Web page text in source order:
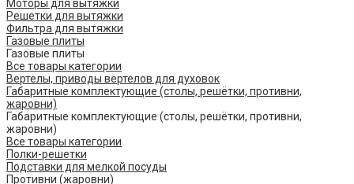
Моторы для вытяжки
Решетки для вытяжки
Фильтра для вытяжки
Газовые плиты
Газовые плиты
Все товары категории
Вертелы, приводы вертелов для духовок
Габаритные комплектующие (столы, решётки, противни,
жаровни)
Габаритные комплектующие (столы, решётки, противни,
жаровни)
Все товары категории
Полки-решетки
Подставки для мелкой посуды
Противни (жаровни)